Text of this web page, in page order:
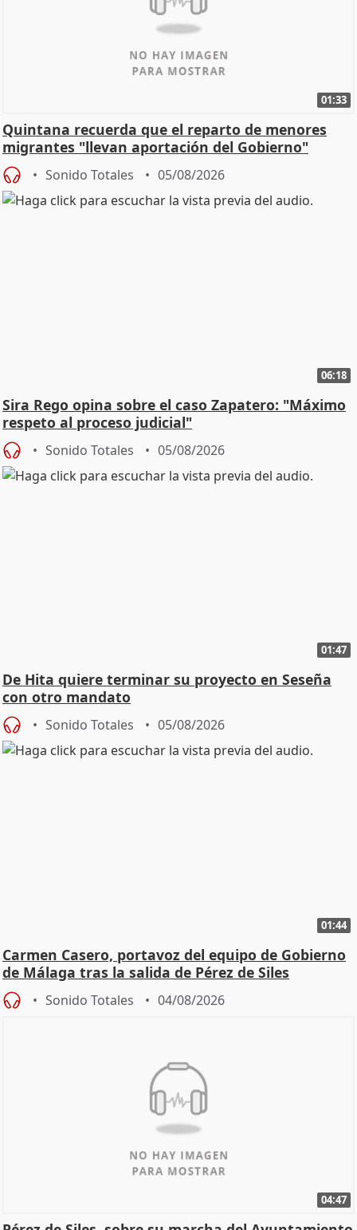
01:33
Quintana recuerda que el reparto de menores
migrantes "llevan aportación del Gobierno"
central
Sonido Totales 05/08/2026
06:18
Sira Rego opina sobre el caso Zapatero: "Máximo
respeto al proceso judicial"
Sonido Totales 05/08/2026
01:47
De Hita quiere terminar su proyecto en Seseña
con otro mandato
Sonido Totales 05/08/2026
01:44
Carmen Casero, portavoz del equipo de Gobierno
de Málaga tras la salida de Pérez de Siles
Sonido Totales 04/08/2026
04:47